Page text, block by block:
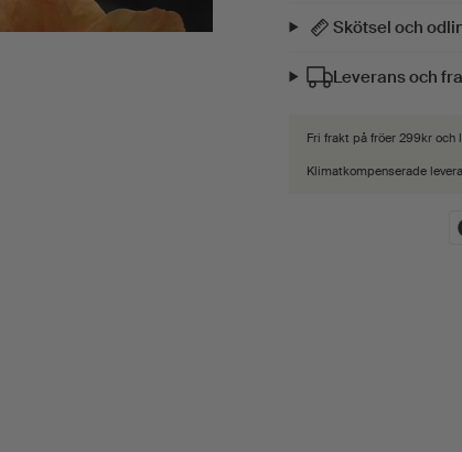
Skötsel och
Leverans och
Fri frakt på fröer 299kr och
Klimatkompenserade